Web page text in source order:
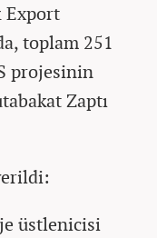
Export
toplam 251
projesinin
Zaptı
üstlenicisi